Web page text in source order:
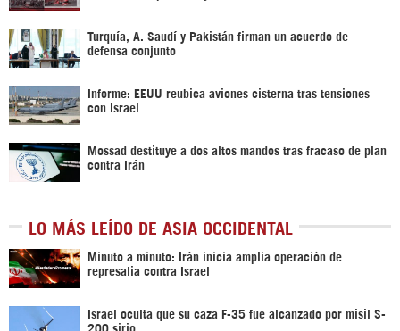
Turquía, A. Saudí y Pakistán firman un acuerdo de
defensa conjunto
Informe: EEUU reubica aviones cisterna tras tensiones
con Israel
Mossad destituye a dos altos mandos tras fracaso de plan
contra Irán
LO MÁS LEÍDO DE ASIA OCCIDENTAL
Minuto a minuto: Irán inicia amplia operación de
represalia contra Israel
Israel oculta que su caza F-35 fue alcanzado por misil S-
200 sirio